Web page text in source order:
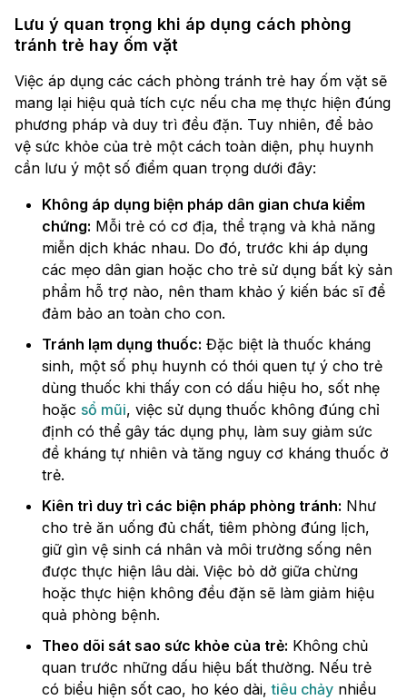
Lưu ý quan trọng khi áp dụng cách phòng
tránh trẻ hay ốm vặt
Việc áp dụng các cách phòng tránh trẻ hay ốm vặt sẽ
mang lại hiệu quả tích cực nếu cha mẹ thực hiện đúng
phương pháp và duy trì đều đặn. Tuy nhiên, để bảo
vệ sức khỏe của trẻ một cách toàn diện, phụ huynh
cần lưu ý một số điểm quan trọng dưới đây:
Không áp dụng biện pháp dân gian chưa kiểm
chứng: Mỗi trẻ có cơ địa, thể trạng và khả năng
miễn dịch khác nhau. Do đó, trước khi áp dụng
các mẹo dân gian hoặc cho trẻ sử dụng bất kỳ sản
phẩm hỗ trợ nào, nên tham khảo ý kiến bác sĩ để
đảm bảo an toàn cho con.
Tránh lạm dụng thuốc: Đặc biệt là thuốc kháng
sinh, một số phụ huynh có thói quen tự ý cho trẻ
dùng thuốc khi thấy con có dấu hiệu ho, sốt nhẹ
hoặc sổ mũi, việc sử dụng thuốc không đúng chỉ
định có thể gây tác dụng phụ, làm suy giảm sức
đề kháng tự nhiên và tăng nguy cơ kháng thuốc ở
trẻ.
Kiên trì duy trì các biện pháp phòng tránh: Như
cho trẻ ăn uống đủ chất, tiêm phòng đúng lịch,
giữ gìn vệ sinh cá nhân và môi trường sống nên
được thực hiện lâu dài. Việc bỏ dở giữa chừng
hoặc thực hiện không đều đặn sẽ làm giảm hiệu
quả phòng bệnh.
Theo dõi sát sao sức khỏe của trẻ: Không chủ
quan trước những dấu hiệu bất thường. Nếu trẻ
có biểu hiện sốt cao, ho kéo dài,tiêu chảy nhiều